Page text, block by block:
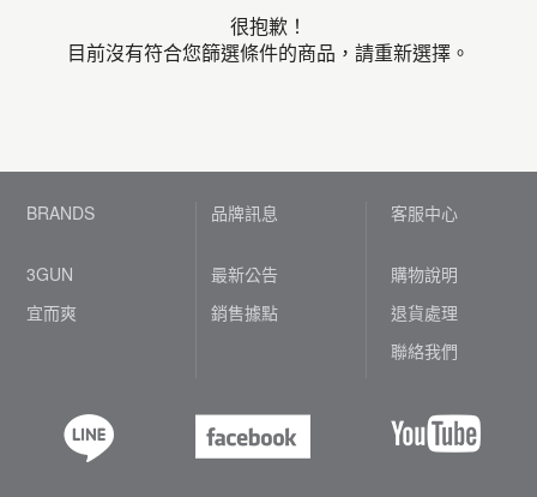
很抱歉！
目前沒有符合您篩選條件的商品，請重新選擇。
BRANDS
3GUN
宜而爽
品牌訊息
最新公告
銷售據點
客服中心
購物說明
退貨處理
聯絡我們